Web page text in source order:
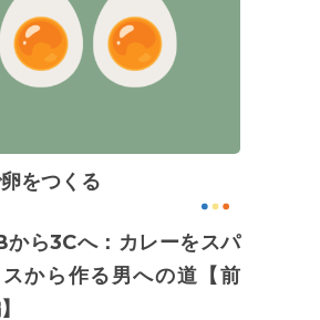
をつくる
から3Cへ：カレーをスパ
から作る男への道【前